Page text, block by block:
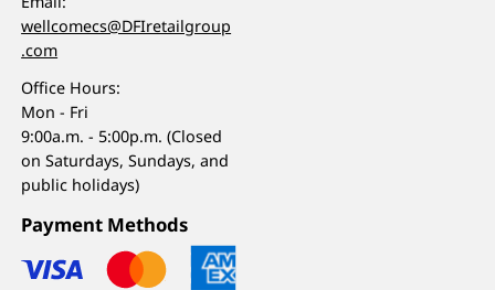
wellcomecs@DFIretailgroup
.com
Office Hours:
Mon - Fri
9:00a.m. - 5:00p.m. (Closed
on Saturdays, Sundays, and
public holidays)
Payment Methods